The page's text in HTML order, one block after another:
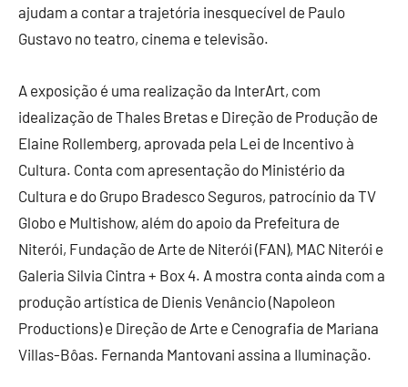
ajudam a contar a trajetória inesquecível de Paulo
Gustavo no teatro, cinema e televisão.
A exposição é uma realização da InterArt, com
idealização de Thales Bretas e Direção de Produção de
Elaine Rollemberg, aprovada pela Lei de Incentivo à
Cultura. Conta com apresentação do Ministério da
Cultura e do Grupo Bradesco Seguros, patrocínio da TV
Globo e Multishow, além do apoio da Prefeitura de
Niterói, Fundação de Arte de Niterói (FAN), MAC Niterói e
Galeria Silvia Cintra + Box 4. A mostra conta ainda com a
produção artística de Dienis Venâncio (Napoleon
Productions) e Direção de Arte e Cenografia de Mariana
Villas-Bôas. Fernanda Mantovani assina a Iluminação.